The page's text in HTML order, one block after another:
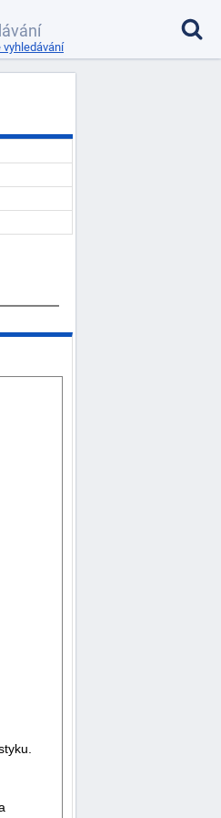
vyhledávání